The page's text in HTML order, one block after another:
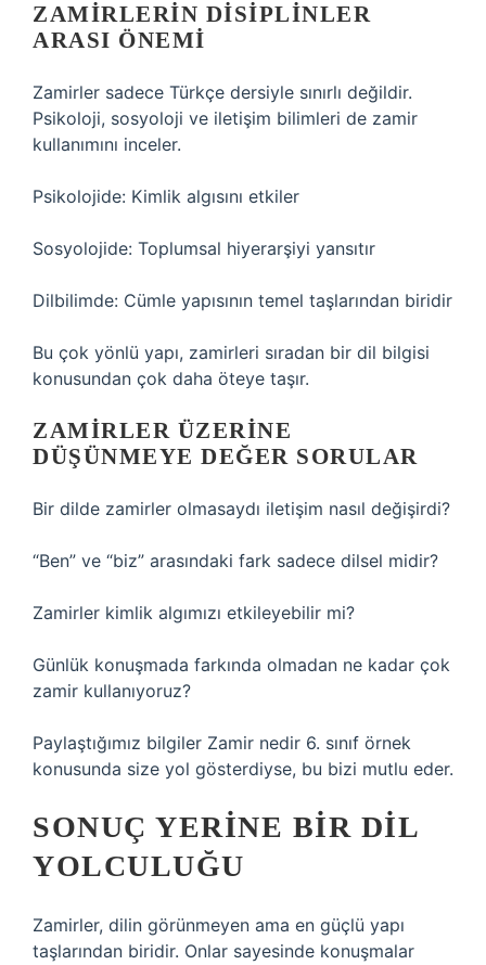
ZAMIRLERIN DISIPLINLER
ARASI ÖNEMI
Zamirler sadece Türkçe dersiyle sınırlı değildir.
Psikoloji, sosyoloji ve iletişim bilimleri de zamir
kullanımını inceler.
Psikolojide: Kimlik algısını etkiler
Sosyolojide: Toplumsal hiyerarşiyi yansıtır
Dilbilimde: Cümle yapısının temel taşlarından biridir
Bu çok yönlü yapı, zamirleri sıradan bir dil bilgisi
konusundan çok daha öteye taşır.
ZAMIRLER ÜZERINE
DÜŞÜNMEYE DEĞER SORULAR
Bir dilde zamirler olmasaydı iletişim nasıl değişirdi?
“Ben” ve “biz” arasındaki fark sadece dilsel midir?
Zamirler kimlik algımızı etkileyebilir mi?
Günlük konuşmada farkında olmadan ne kadar çok
zamir kullanıyoruz?
Paylaştığımız bilgiler Zamir nedir 6. sınıf örnek
konusunda size yol gösterdiyse, bu bizi mutlu eder.
SONUÇ YERINE BIR DIL
YOLCULUĞU
Zamirler, dilin görünmeyen ama en güçlü yapı
taşlarından biridir. Onlar sayesinde konuşmalar